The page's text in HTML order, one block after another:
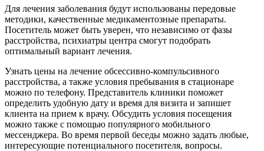
Для лечения заболевания будут использованы передовые
методики, качественные медикаментозные препараты.
Посетитель может быть уверен, что независимо от фазы
расстройства, психиатры центра смогут подобрать
оптимальный вариант лечения.
Узнать цены на лечение обсессивно-компульсивного
расстройства, а также условия пребывания в стационаре
можно по телефону. Представитель клиники поможет
определить удобную дату и время для визита и запишет
клиента на прием к врачу. Обсудить условия посещения
можно также с помощью популярного мобильного
мессенджера. Во время первой беседы можно задать любые,
интересующие потенциального посетителя, вопросы.